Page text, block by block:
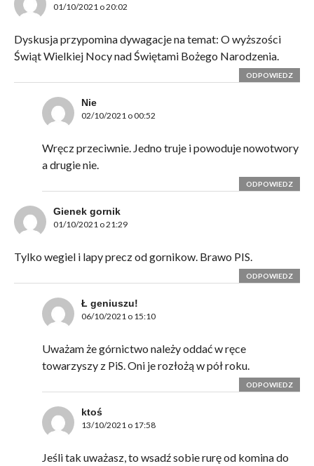
01/10/2021 o 20:02
Dyskusja przypomina dywagacje na temat: O wyższości
Świąt Wielkiej Nocy nad Świętami Bożego Narodzenia.
ODPOWIEDZ
Nie
02/10/2021 o 00:52
Wręcz przeciwnie. Jedno truje i powoduje nowotwory
a drugie nie.
ODPOWIEDZ
Gienek gornik
01/10/2021 o 21:29
Tylko wegiel i lapy precz od gornikow. Brawo PIS.
ODPOWIEDZ
Ł geniuszu!
06/10/2021 o 15:10
Uważam że górnictwo należy oddać w ręce
towarzyszy z PiS. Oni je rozłożą w pół roku.
ODPOWIEDZ
ktoś
13/10/2021 o 17:58
Jeśli tak uważasz, to wsadź sobie rurę od komina do